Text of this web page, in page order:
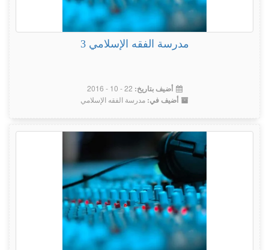
مدرسة الفقه الإسلامي 3
أضيف بتاريخ:
أضيف في: مدرسة الفقه الإسلامي